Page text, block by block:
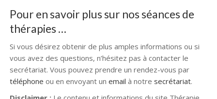
Pour en savoir plus sur nos séances de
thérapies …
Si vous désirez obtenir de plus amples informations ou si
vous avez des questions, n’hésitez pas à contacter le
secrétariat. Vous pouvez prendre un rendez-vous par
téléphone ou en envoyant un email à notre secrétariat.